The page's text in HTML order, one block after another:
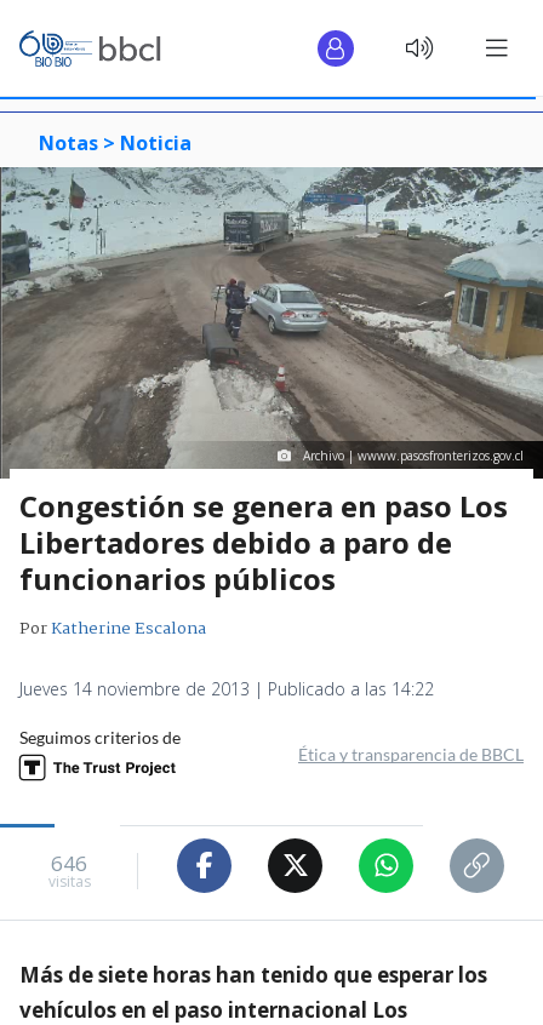
Notas > Noticia
Archivo | wwww.pasosfronterizos.gov.cl
Congestión se genera en paso Los
Libertadores debido a paro de
funcionarios públicos
PorKatherine Escalona
Jueves 14 noviembre de 2013 | Publicado a las 14:22
Seguimos criterios de
Ética y transparencia de BBCL
646
visitas
Más de siete horas han tenido que esperar los
vehículos en el paso internacional Los